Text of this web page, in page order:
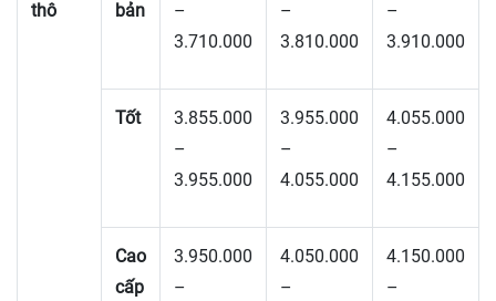
thô bản
–
3.710.000
–
3.810.000
–
3.910.000
Tốt
3.855.000
–
3.955.000
3.955.000
–
4.055.000
4.055.000
–
4.155.000
Cao
cấp
3.950.000
–
4.050.000
–
4.150.000
–